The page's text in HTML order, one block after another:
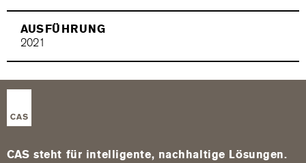
AUSFÜHRUNG
2021
CAS steht für intelligente, nachhaltige Lösungen.